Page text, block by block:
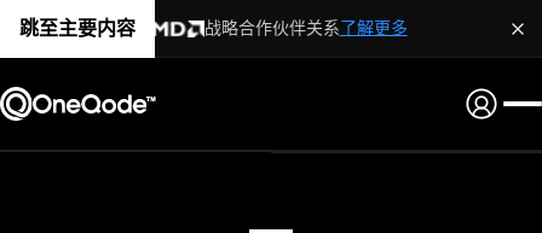
跳至主要内容 战略合作伙伴关系了解更多